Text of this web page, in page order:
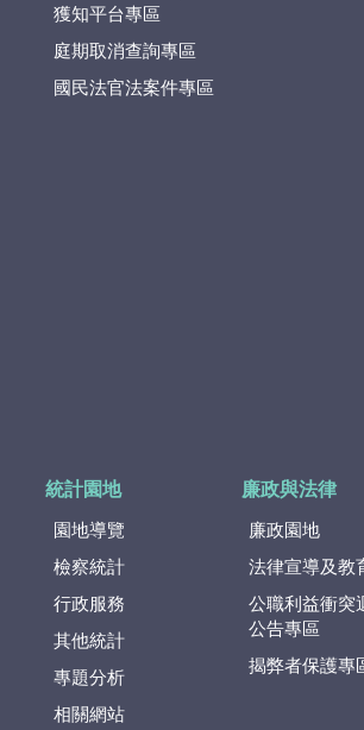
獲知平台專區
庭期取消查詢專區
國民法官法案件專區
統計園地
園地導覽
檢察統計
行政服務
其他統計
專題分析
相關網站
廉政與法律
廉政園地
法律宣導及教
公職利益衝突
公告專區
揭弊者保護專